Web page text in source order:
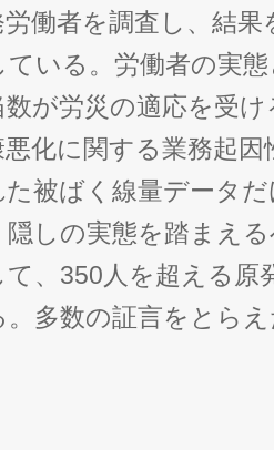
働者を調査し、結
いる。労働者の実
が労災の適応を受
化に関する業務起
た被ばく線量データ
しの実態を踏まえ
、350人を超える原
多数の証言をとら